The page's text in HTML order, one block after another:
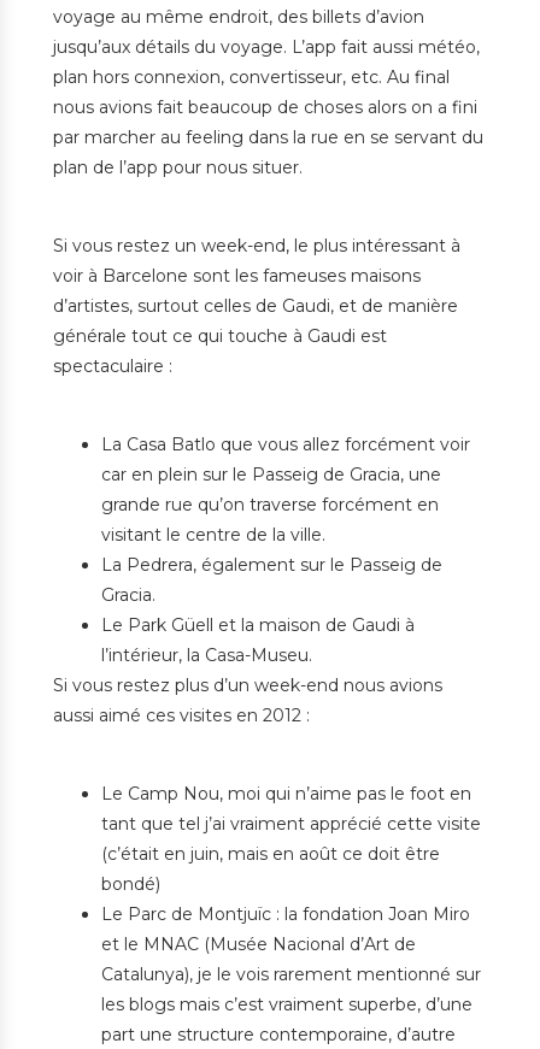
voyage au même endroit, des billets d’avion
jusqu’aux détails du voyage. L’app fait aussi météo,
plan hors connexion, convertisseur, etc. Au final
nous avions fait beaucoup de choses alors on a fini
par marcher au feeling dans la rue en se servant du
plan de l’app pour nous situer.
Si vous restez un week-end, le plus intéressant à
voir à Barcelone sont les fameuses maisons
d’artistes, surtout celles de Gaudi, et de manière
générale tout ce qui touche à Gaudi est
spectaculaire :
La Casa Batlo que vous allez forcément voir
car en plein sur le Passeig de Gracia, une
grande rue qu’on traverse forcément en
visitant le centre de la ville.
La Pedrera, également sur le Passeig de
Gracia.
Le Park Güell et la maison de Gaudi à
l’intérieur, la Casa-Museu.
Si vous restez plus d’un week-end nous avions
aussi aimé ces visites en 2012 :
Le Camp Nou, moi qui n’aime pas le foot en
tant que tel j’ai vraiment apprécié cette visite
(c’était en juin, mais en août ce doit être
bondé)
Le Parc de Montjuïc : la fondation Joan Miro
et le MNAC (Musée Nacional d’Art de
Catalunya), je le vois rarement mentionné sur
les blogs mais c’est vraiment superbe, d’une
part une structure contemporaine, d’autre